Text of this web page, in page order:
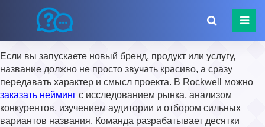
Если вы запускаете новый бренд, продукт или услугу,
название должно не просто звучать красиво, а сразу
передавать характер и смысл проекта. В Rockwell можно
заказать нейминг с исследованием рынка, анализом
конкурентов, изучением аудитории и отбором сильных
вариантов названия. Команда разрабатывает десятки